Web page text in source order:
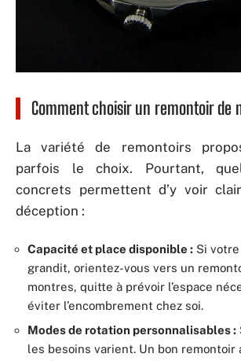
Comment choisir un remontoir de
La variété de remontoirs
parfois le choix. Pourtant,
concrets permettent d’y voir
déception :
Capacité et place disponible : Si
grandit, orientez-vous vers un
montres, quitte à prévoir l’espace
éviter l’encombrement chez soi.
Modes de rotation personnalisables :
les besoins varient. Un bon remontoir